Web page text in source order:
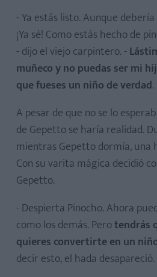
- Ya estás listo. Aunque
¡Ya sé! Como estás hecho de
- dijo el viejo carpintero. -
muñeco y no puedas ser mi
que fueses un niño de verdad.
A pesar de que no se lo
de Gepetto se haría realidad.
mientras Gepetto dormía, una
Con su varita mágica decidió
Gepetto.
- Despierta Pinocho. Ahora
como los demás. Perotendrás
quieres convertirte en un
decir esto, el hada desapareció.